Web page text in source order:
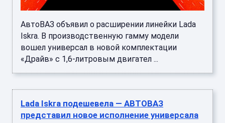
АвтоВАЗ объявил о расширении линейки Lada
Iskra. В производственную гамму модели
вошел универсал в новой комплектации
«Драйв» с 1,6-литровым двигател ...
Lada Iskra подешевела — АВТОВАЗ
представил новое исполнение универсала